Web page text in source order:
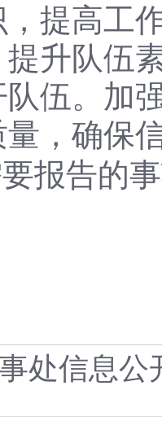
提高工
升队伍
伍。加
，确保
报告的
处信息公